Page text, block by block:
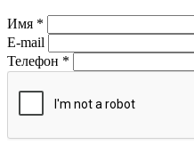
Имя *
E-mail
Телефон *